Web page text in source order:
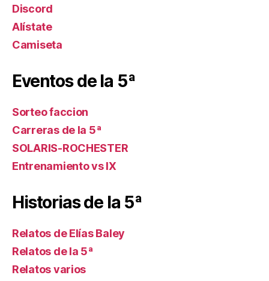
Discord
Alístate
Camiseta
Eventos de la 5ª
Sorteo faccion
Carreras de la 5ª
SOLARIS-ROCHESTER
Entrenamiento vs IX
Historias de la 5ª
Relatos de Elías Baley
Relatos de la 5ª
Relatos varios